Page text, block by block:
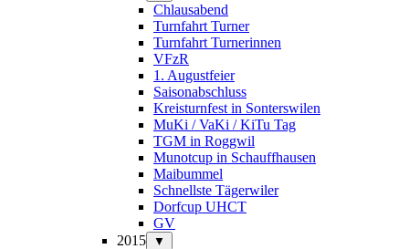
Chlausabend
Turnfahrt Turner
Turnfahrt Turnerinnen
VFzR
1. Augustfeier
Saisonabschluss
Kreisturnfest in Sonterswilen
MuKi / VaKi / KiTu Tag
TGM in Roggwil
Munotcup in Schauffhausen
Maibummel
Schnellste Tägerwiler
Dorfcup UHCT
GV
2015
▼